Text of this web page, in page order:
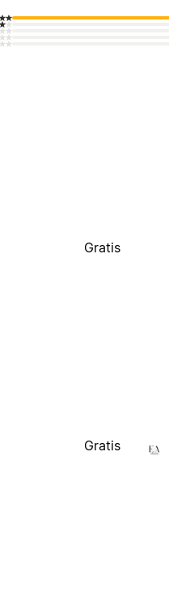
Gratis
Gratis